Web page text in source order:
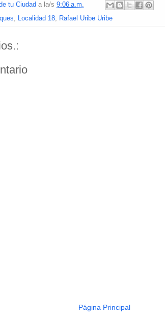
tu Ciudad a la/s 9:06 a.m.
Localidad 18 Rafael Uribe Uribe
Página Principal